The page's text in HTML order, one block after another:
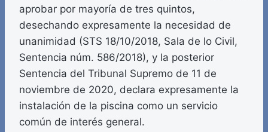
aprobar por mayoría de tres quintos,
desechando expresamente la necesidad de
unanimidad (STS 18/10/2018, Sala de lo Civil,
Sentencia núm. 586/2018), y la posterior
Sentencia del Tribunal Supremo de 11 de
noviembre de 2020, declara expresamente la
instalación de la piscina como un servicio
común de interés general.